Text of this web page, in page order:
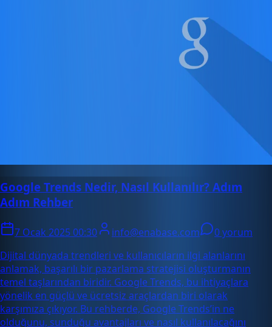
Google Trends Nedir, Nasıl Kullanılır? Adım
Adım Rehber
7 Ocak 2025 00:30 info@enabase.com
0 yorum
Dijital dünyada trendleri ve kullanıcıların ilgi alanlarını
anlamak, başarılı bir pazarlama stratejisi oluşturmanın
temel taşlarından biridir. Google Trends, bu ihtiyaçlara
yönelik en güçlü ve ücretsiz araçlardan biri olarak
karşımıza çıkıyor. Bu rehberde, Google Trends’in ne
olduğunu, sunduğu avantajları ve nasıl kullanılacağını